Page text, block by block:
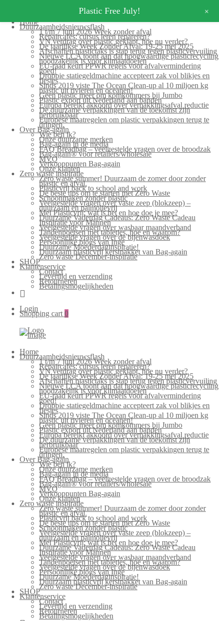
Home
Duurzaamheidsnieuwsflash
1 t/m 7 juni 2026 Week zonder afval
Repaircafés: cursus leren repareren?
VN verdrag over plastic geklapt, hoe nu verder?
De jaarlijkse Week Zonder Afval: 19-25 mei 2025
Afschaffen plastictaks is stap terug tegen plasticvervuiling
Nieuwe LCA toont aan dat hoogwaardige plasticrecycling
noodzakelijk is voor klimaatdoelen
EU-raad keurt PPWR regels voor afvalvermindering
goed!
Droppie statiegeldmachine accepteert zak vol blikjes en
flesjes
Sinds 2019 viste The Ocean Clean-up al 10 miljoen kg
plastic uit rivieren en oceanen!
Geen plastic meer om komkommers bij Jumbo
Plastic export uit Nederland aan banden
Europa bereikt akkoord over verpakkingsafval reductie
De duurzame verpakkingen van de toekomst zijn
herbruikbaar
Europese maatregelen om plastic verpakkingen terug te
dringen.
Over Bag-again
Wie ben ik?
Onze duurzame merken
Bag-again in de media
FAQ Breadbag – veelgestelde vragen over de broodzak
Bag-again® voor retailers/wholesale
MVO
Verkooppunten Bag-again
Onze klanten
Zero waste inspiratie
Zero waste summer! Duurzaam de zomer door zonder
plastic en afval.
Plasticvrij back to school and work
De beste tips om te starten met Zero Waste
Schoonmaken zonder plastic
Veelgestelde vragen over vaste zeep (blokzeep) –
duurzaam en palmolievrij
Mei Plasticvrij: wat is het en hoe doe je mee?
Duurzame Vaderdag Cadeaus: Zero Waste Cadeau
Inspiratie voor Mannen
Veelgestelde vragen over wasbaar maandverband
Tandenpoetsen met tabletjes, hoe en waarom?
Veelgestelde vragen over de bijenwasdoek
Persoonlijke blogs van Inge
Duurzame Moederdaginspiratie!
Duurzaam plasticvrij kerstpakket van Bag-again
Zero waste December-inspiratie
SHOP
Klantenservice
Contact
Levertijd en verzending
Retourneren
Betalingsmogelijkheden
Login
Shopping cart 0
Home
Duurzaamheidsnieuwsflash
1 t/m 7 juni 2026 Week zonder afval
Repaircafés: cursus leren repareren?
VN verdrag over plastic geklapt, hoe nu verder?
De jaarlijkse Week Zonder Afval: 19-25 mei 2025
Afschaffen plastictaks is stap terug tegen plasticvervuiling
Nieuwe LCA toont aan dat hoogwaardige plasticrecycling
noodzakelijk is voor klimaatdoelen
EU-raad keurt PPWR regels voor afvalvermindering
goed!
Droppie statiegeldmachine accepteert zak vol blikjes en
flesjes
Sinds 2019 viste The Ocean Clean-up al 10 miljoen kg
plastic uit rivieren en oceanen!
Geen plastic meer om komkommers bij Jumbo
Plastic export uit Nederland aan banden
Europa bereikt akkoord over verpakkingsafval reductie
De duurzame verpakkingen van de toekomst zijn
herbruikbaar
Europese maatregelen om plastic verpakkingen terug te
dringen.
Over Bag-again
Wie ben ik?
Onze duurzame merken
Bag-again in de media
FAQ Breadbag – veelgestelde vragen over de broodzak
Bag-again® voor retailers/wholesale
MVO
Verkooppunten Bag-again
Onze klanten
Zero waste inspiratie
Zero waste summer! Duurzaam de zomer door zonder
plastic en afval.
Plasticvrij back to school and work
De beste tips om te starten met Zero Waste
Schoonmaken zonder plastic
Veelgestelde vragen over vaste zeep (blokzeep) –
duurzaam en palmolievrij
Mei Plasticvrij: wat is het en hoe doe je mee?
Duurzame Vaderdag Cadeaus: Zero Waste Cadeau
Inspiratie voor Mannen
Veelgestelde vragen over wasbaar maandverband
Tandenpoetsen met tabletjes, hoe en waarom?
Veelgestelde vragen over de bijenwasdoek
Persoonlijke blogs van Inge
Duurzame Moederdaginspiratie!
Duurzaam plasticvrij kerstpakket van Bag-again
Zero waste December-inspiratie
SHOP
Klantenservice
Contact
Levertijd en verzending
Retourneren
Betalingsmogelijkheden
Plastic Free July! +